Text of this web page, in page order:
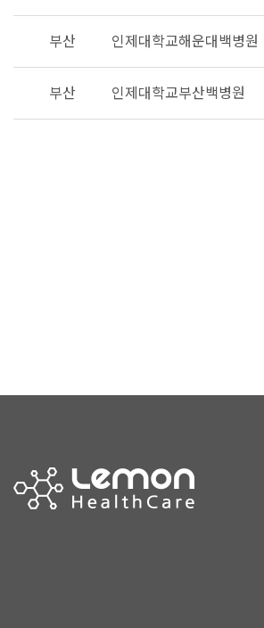
부산 인제대학교해운대백병원
부산 인제대학교부산백병원